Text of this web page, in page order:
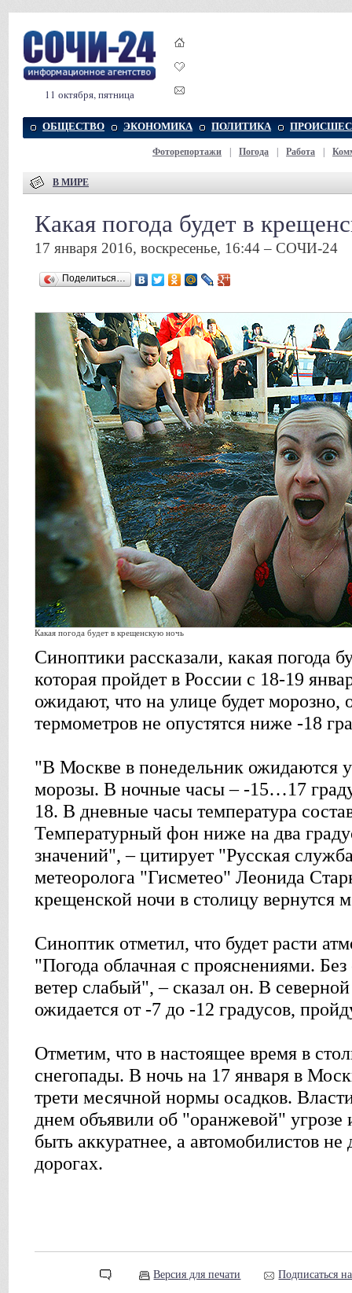
11 октября, пятница
ОБЩЕСТВО ЭКОНОМИКА ПОЛИТИКА
Фоторепортажи Погода Работа
В МИРЕ
Какая погода будет в
17 января 2016, воскресенье, 16:44 – СОЧИ-24
Поделиться…
Какая погода будет в крещенскую ночь
Синоптики рассказали, какая погода
которая пройдет в России с 18-19
ожидают, что на улице будет морозно,
термометров не опустятся ниже -18
"В Москве в понедельник ожидаются
морозы. В ночные часы – -15…17
18. В дневные часы температура
Температурный фон ниже на два
значений", – цитирует "Русская
метеоролога "Гисметео" Леонида
крещенской ночи в столицу вернутся
Синоптик отметил, что будет расти
"Погода облачная с прояснениями.
ветер слабый", – сказал он. В
ожидается от -7 до -12 градусов,
Отметим, что в настоящее время в
снегопады. В ночь на 17 января в
трети месячной нормы осадков.
днем объявили об "оранжевой" угрозе
быть аккуратнее, а автомобилистов не
дорогах.
Версия для печати Подписаться